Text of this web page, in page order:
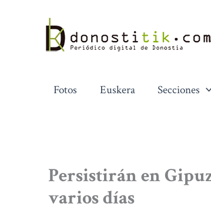
contenido
Fotos Euskera Secciones
Persistirán en
varios días